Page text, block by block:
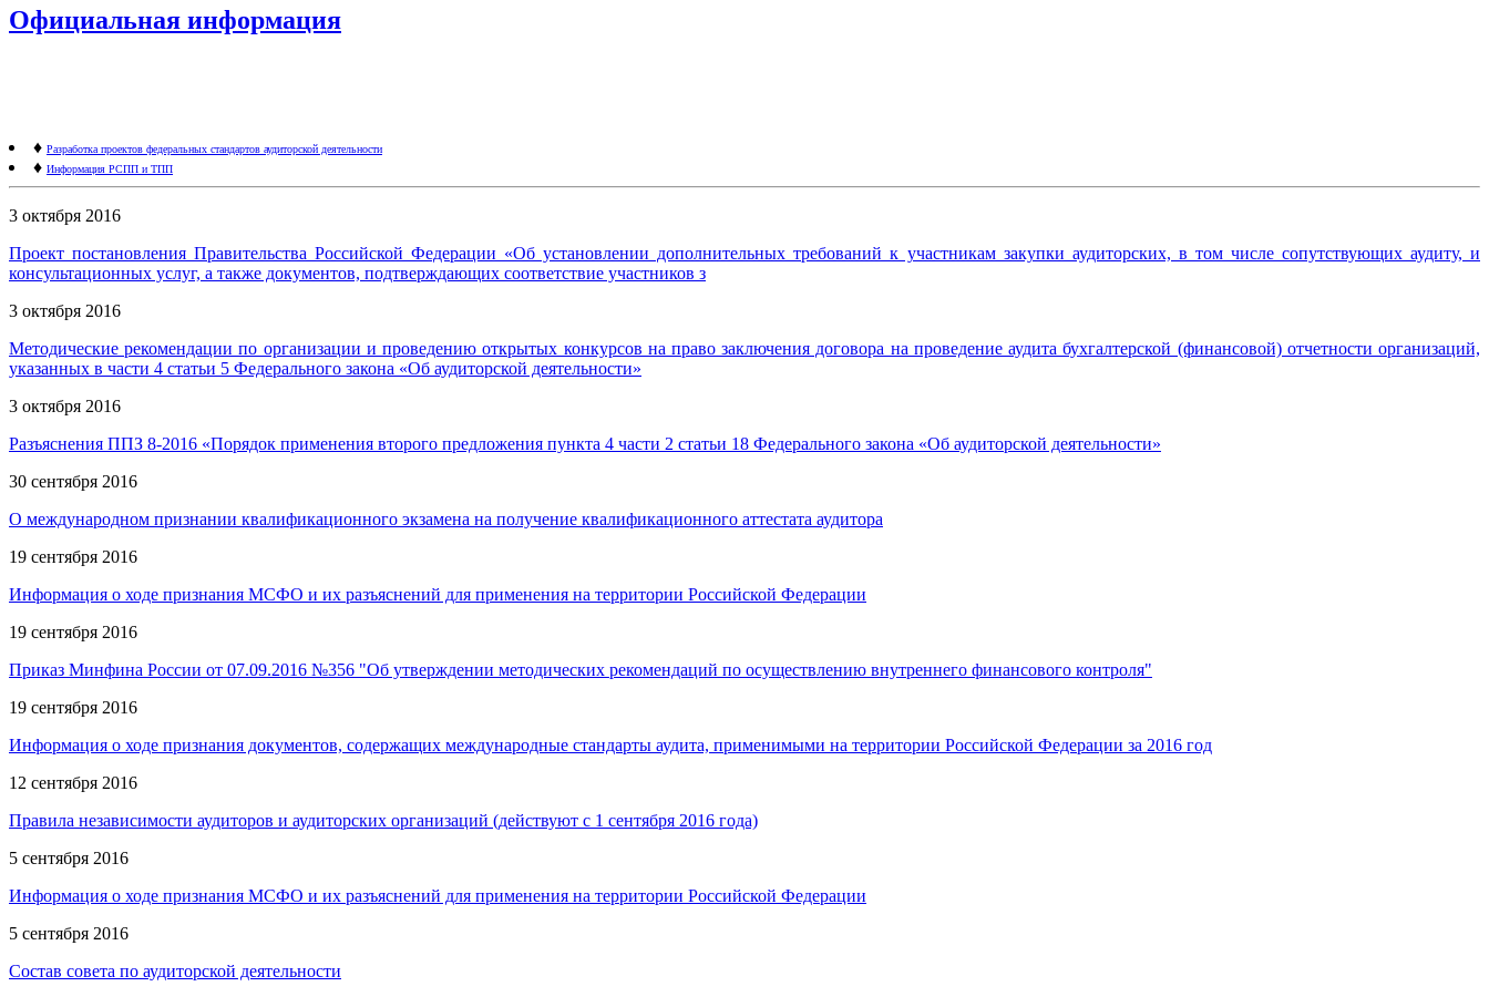
Официальная информация
♦ Разработка проектов федеральных стандартов аудиторской деятельности
♦ Информация РСПП и ТПП
3 октября 2016
Проект постановления Правительства Российской Федерации «Об установлении дополнительных требований к участникам закупки аудиторских, в том числе сопутствующих аудиту, и
консультационных услуг, а также документов, подтверждающих соответствие участников з
3 октября 2016
Методические рекомендации по организации и проведению открытых конкурсов на право заключения договора на проведение аудита бухгалтерской (финансовой) отчетности организаций,
указанных в части 4 статьи 5 Федерального закона «Об аудиторской деятельности»
3 октября 2016
Разъяснения ППЗ 8-2016 «Порядок применения второго предложения пункта 4 части 2 статьи 18 Федерального закона «Об аудиторской деятельности»
30 сентября 2016
О международном признании квалификационного экзамена на получение квалификационного аттестата аудитора
19 сентября 2016
Информация о ходе признания МСФО и их разъяснений для применения на территории Российской Федерации
19 сентября 2016
Приказ Минфина России от 07.09.2016 №356 "Об утверждении методических рекомендаций по осуществлению внутреннего финансового контроля"
19 сентября 2016
Информация о ходе признания документов, содержащих международные стандарты аудита, применимыми на территории Российской Федерации за 2016 год
12 сентября 2016
Правила независимости аудиторов и аудиторских организаций (действуют с 1 сентября 2016 года)
5 сентября 2016
Информация о ходе признания МСФО и их разъяснений для применения на территории Российской Федерации
5 сентября 2016
Состав совета по аудиторской деятельности